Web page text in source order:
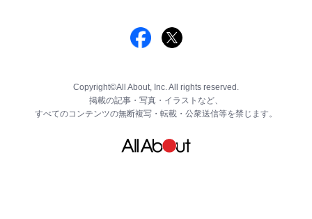
Copyright©All About, Inc. All rights reserved.
掲載の記事・写真・イラストなど、
すべてのコンテンツの無断複写・転載・公衆送信等を禁じます。